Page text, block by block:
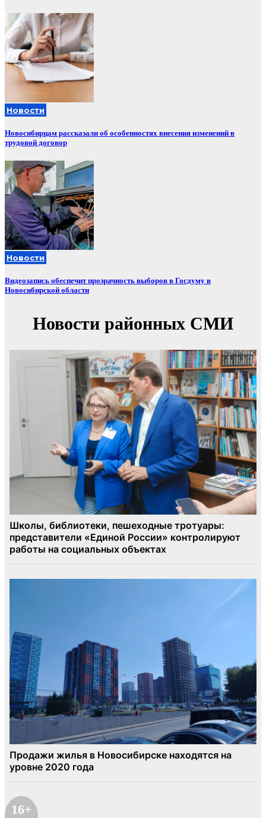
Новости
Новосибирцам рассказали об особенностях внесения изменений в
трудовой договор
Новости
Видеозапись обеспечит прозрачность выборов в Госдуму в
Новосибирской области
16+